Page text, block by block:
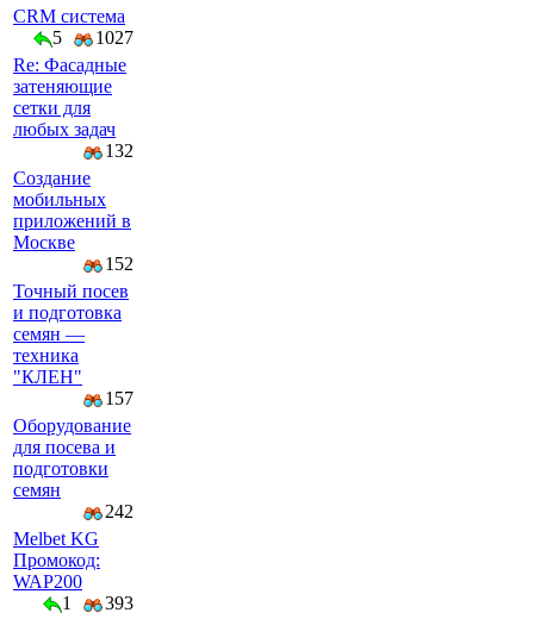
CRM система
5
1027
Re: Фасадные
затеняющие
сетки для
любых задач
132
Создание
мобильных
приложений в
Москве
152
Точный посев
и подготовка
семян —
техника
"КЛЕН"
157
Оборудование
для посева и
подготовки
семян
242
Melbet KG
Промокод:
WAP200
1
393